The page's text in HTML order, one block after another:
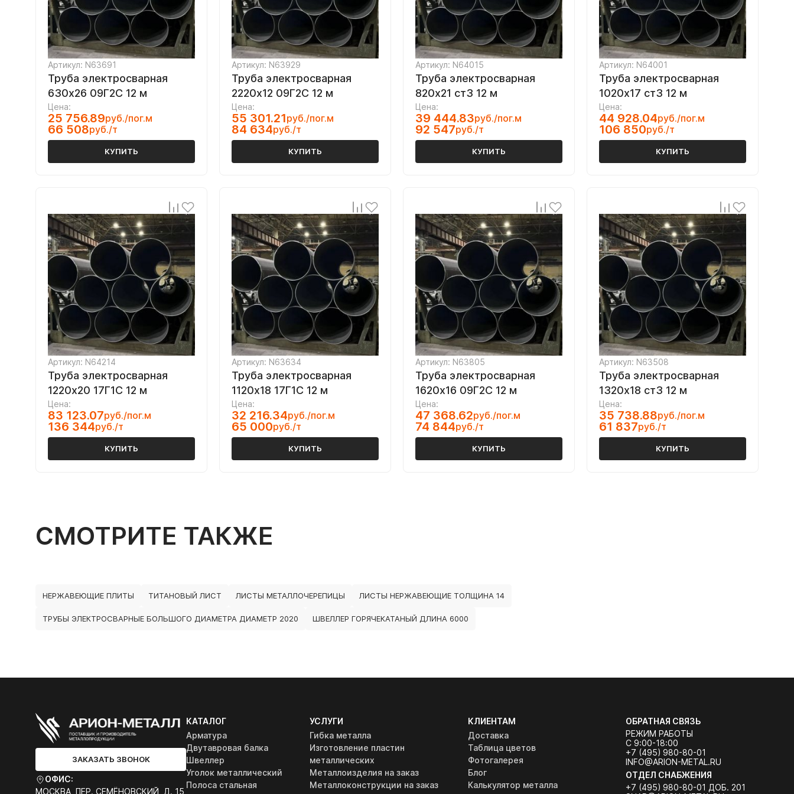
Артикул: N63691
Труба электросварная
630х26 09Г2С 12 м
Цена:
25 756.89руб./пог.м
66 508руб./т
КУПИТЬ
Артикул: N63929
Труба электросварная
2220х12 09Г2С 12 м
Цена:
55 301.21руб./пог.м
84 634руб./т
КУПИТЬ
Артикул: N64015
Труба электросварная
820х21 ст3 12 м
Цена:
39 444.83руб./пог.м
92 547руб./т
КУПИТЬ
Артикул: N64001
Труба электросварная
1020х17 ст3 12 м
Цена:
44 928.04руб./пог.м
106 850руб./т
КУПИТЬ
Артикул: N64214
Труба электросварная
1220х20 17Г1С 12 м
Цена:
83 123.07руб./пог.м
136 344руб./т
КУПИТЬ
Артикул: N63634
Труба электросварная
1120х18 17Г1С 12 м
Цена:
32 216.34руб./пог.м
65 000руб./т
КУПИТЬ
Артикул: N63805
Труба электросварная
1620х16 09Г2С 12 м
Цена:
47 368.62руб./пог.м
74 844руб./т
КУПИТЬ
Артикул: N63508
Труба электросварная
1320х18 ст3 12 м
Цена:
35 738.88руб./пог.м
61 837руб./т
КУПИТЬ
СМОТРИТЕ ТАКЖЕ
НЕРЖАВЕЮЩИЕ ПЛИТЫ ТИТАНОВЫЙ ЛИСТ ЛИСТЫ МЕТАЛЛОЧЕРЕПИЦЫ ЛИСТЫ НЕРЖАВЕЮЩИЕ ТОЛЩИНА 14
ТРУБЫ ЭЛЕКТРОСВАРНЫЕ БОЛЬШОГО ДИАМЕТРА ДИАМЕТР 2020 ШВЕЛЛЕР ГОРЯЧЕКАТАНЫЙ ДЛИНА 6000
ЗАКАЗАТЬ ЗВОНОК
ОФИС:
МОСКВА, ПЕР. СЕМЁНОВСКИЙ, Д. 15
КАТАЛОГ
Арматура
Двутавровая балка
Швеллер
Уголок металлический
Полоса стальная
УСЛУГИ
Гибка металла
Изготовление пластин
металлических
Металлоизделия на заказ
Металлоконструкции на заказ
КЛИЕНТАМ
Доставка
Таблица цветов
Фотогалерея
Блог
Калькулятор металла
ОБРАТНАЯ СВЯЗЬ
РЕЖИМ РАБОТЫ
С 9:00-18:00
+7 (495) 980-80-01
INFO@ARION-METAL.RU
ОТДЕЛ СНАБЖЕНИЯ
+7 (495) 980-80-01 ДОБ. 201